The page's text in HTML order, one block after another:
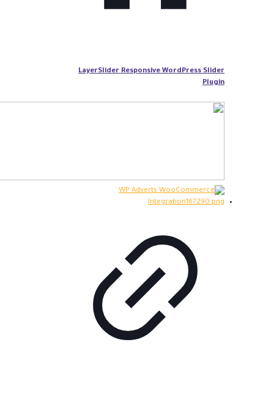
LayerSlider Responsive WordPress Slider
Plugin